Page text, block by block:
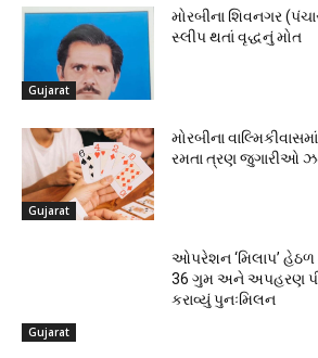
Gujarat
મોરબીના શિવનગર
સ્લીપ થતાં વૃદ્ધનું મોત
Gujarat
મોરબીના
રમતા ત્રણ જુગારીઓ
Gujarat
ઓપરેશન ‘મિલાપ’ હેઠળ
36 ગુમ અને અપહરણ
કરાવ્યું પુનઃમિલન